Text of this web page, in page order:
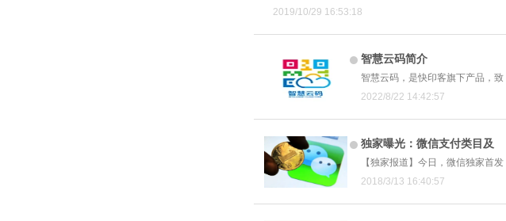
2019/10/29 16:53:18
智慧云码简介
智慧云码，是快印客旗下产品，致
2022/8/22 14:42:57
独家曝光：微信支付类目及
【独家报道】今日，微信独家首发
2018/3/13 16:40:57